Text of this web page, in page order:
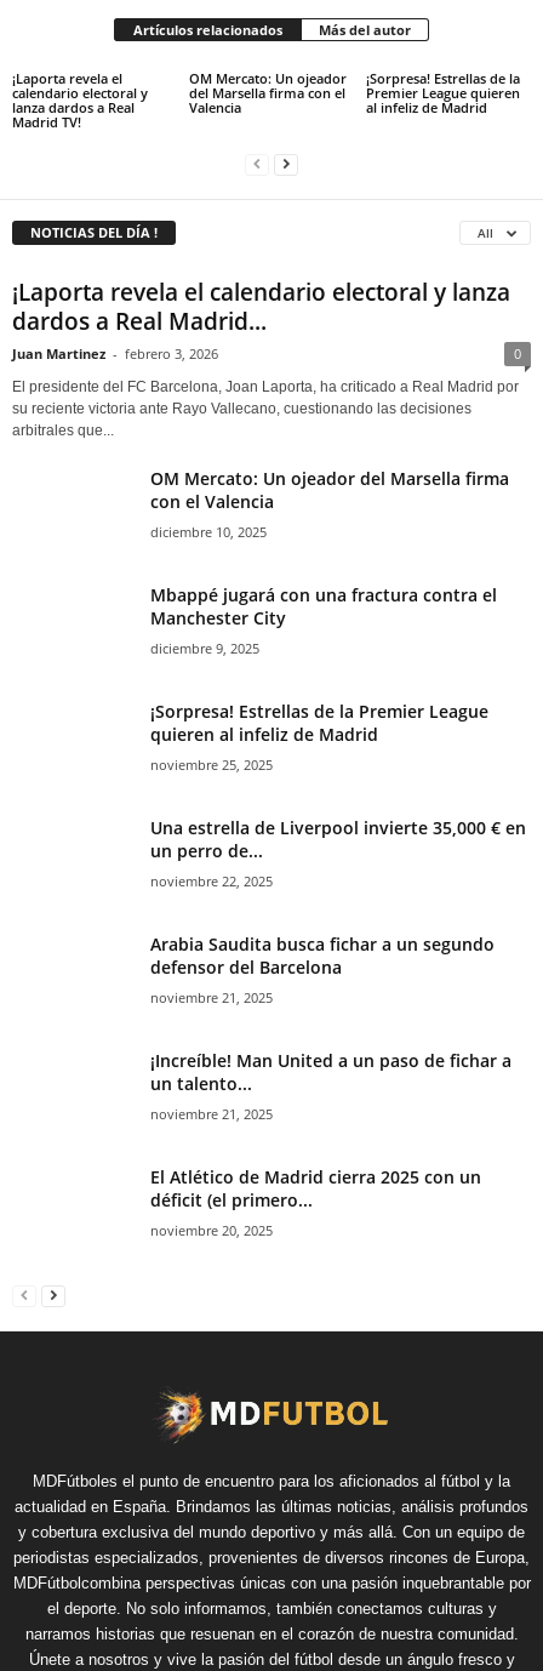
Artículos relacionados Más del autor
¡Laporta revela el
calendario electoral y
lanza dardos a Real
Madrid TV!
OM Mercato: Un ojeador
del Marsella firma con el
Valencia
¡Sorpresa! Estrellas de la
Premier League quieren
al infeliz de Madrid
NOTICIAS DEL DÍA ! All
¡Laporta revela el calendario electoral y lanza
dardos a Real Madrid...
Juan Martinez - febrero 3, 2026 0
El presidente del FC Barcelona, Joan Laporta, ha criticado a Real Madrid por
su reciente victoria ante Rayo Vallecano, cuestionando las decisiones
arbitrales que...
OM Mercato: Un ojeador del Marsella firma
con el Valencia
diciembre 10, 2025
Mbappé jugará con una fractura contra el
Manchester City
diciembre 9, 2025
¡Sorpresa! Estrellas de la Premier League
quieren al infeliz de Madrid
noviembre 25, 2025
Una estrella de Liverpool invierte 35,000 € en
un perro de...
noviembre 22, 2025
Arabia Saudita busca fichar a un segundo
defensor del Barcelona
noviembre 21, 2025
¡Increíble! Man United a un paso de fichar a
un talento...
noviembre 21, 2025
El Atlético de Madrid cierra 2025 con un
déficit (el primero...
noviembre 20, 2025
MDFútboles el punto de encuentro para los aficionados al fútbol y la
actualidad en España. Brindamos las últimas noticias, análisis profundos
y cobertura exclusiva del mundo deportivo y más allá. Con un equipo de
periodistas especializados, provenientes de diversos rincones de Europa,
MDFútbolcombina perspectivas únicas con una pasión inquebrantable por
el deporte. No solo informamos, también conectamos culturas y
narramos historias que resuenan en el corazón de nuestra comunidad.
Únete a nosotros y vive la pasión del fútbol desde un ángulo fresco y